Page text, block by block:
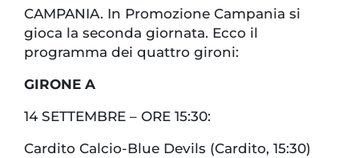
CAMPANIA. In Promozione Campania si
gioca la seconda giornata. Ecco il
programma dei quattro gironi:
GIRONE A
14 SETTEMBRE – ORE 15:30:
Cardito Calcio-Blue Devils (Cardito, 15:30)